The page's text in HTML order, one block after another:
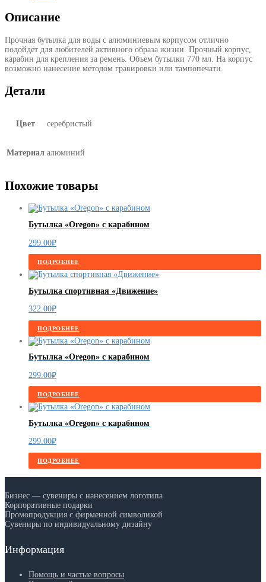
Описание
Прочная бутылка для воды с алюминиевым корпусом отлично
подойдет для любителей активного образа жизни. Прочный корпус,
карабин для крепления за ремень. Объем бутылки 770 мл. На корпус
возможно нанесение методом гравировки или тампопечати.
Детали
Цвет серебристый
Материал алюминий
Похожие товары
Бутылка «Oregon» с карабином
299.00₽
ПОДРОБНЕЕ
Бутылка спортивная «Движение»
322.00₽
ПОДРОБНЕЕ
Бутылка «Oregon» с карабином
299.00₽
ПОДРОБНЕЕ
Бутылка «Oregon» с карабином
299.00₽
ПОДРОБНЕЕ
Бизнес — сувениры с нанесением логотипа
Корпоративные подарки
Промопродукция с фирменной символикой
Сувениры по индивидуальному дизайну
Информация
Помощь и частые вопросы